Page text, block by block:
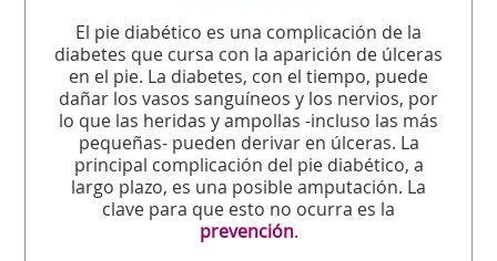
El pie diabético es una complicación de la
diabetes que cursa con la aparición de úlceras
en el pie. La diabetes, con el tiempo, puede
dañar los vasos sanguíneos y los nervios, por
lo que las heridas y ampollas -incluso las más
pequeñas- pueden derivar en úlceras. La
principal complicación del pie diabético, a
largo plazo, es una posible amputación. La
clave para que esto no ocurra es la
prevención.